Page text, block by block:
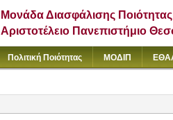
Μονάδα Διασφάλισης Ποιότητας
Αριστοτέλειο Πανεπιστήμιο
Πολιτική Ποιότητας ΜΟΔΙΠ